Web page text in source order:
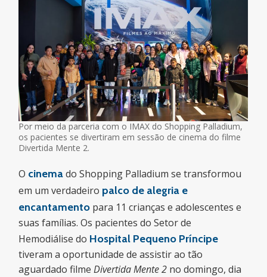
Por meio da parceria com o IMAX do Shopping Palladium,
os pacientes se divertiram em sessão de cinema do filme
Divertida Mente 2.
O cinemado Shopping Palladium se transformou
em um verdadeiro palco de alegria e
encantamento para 11 crianças e adolescentes e
suas famílias. Os pacientes do Setor de
Hemodiálise do Hospital Pequeno Príncipe
tiveram a oportunidade de assistir ao tão
aguardado filmeDivertida Mente 2 no domingo, dia